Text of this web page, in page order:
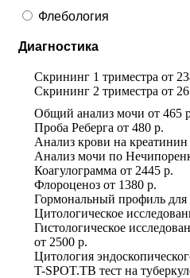
Флебология
Диагностика
Скрининг 1 триместра от
Скрининг 2 триместра от
Общий анализ мочи от 465
Проба Реберга от 480 р.
Анализ крови на креатинин
Анализ мочи по
Коагулограмма от 2445 р.
Флороценоз от 1380 р.
Гормональный профиль
Цитологическое
Гистологическое
от 2500 р.
Цитология
T-SPOT.TB тест на